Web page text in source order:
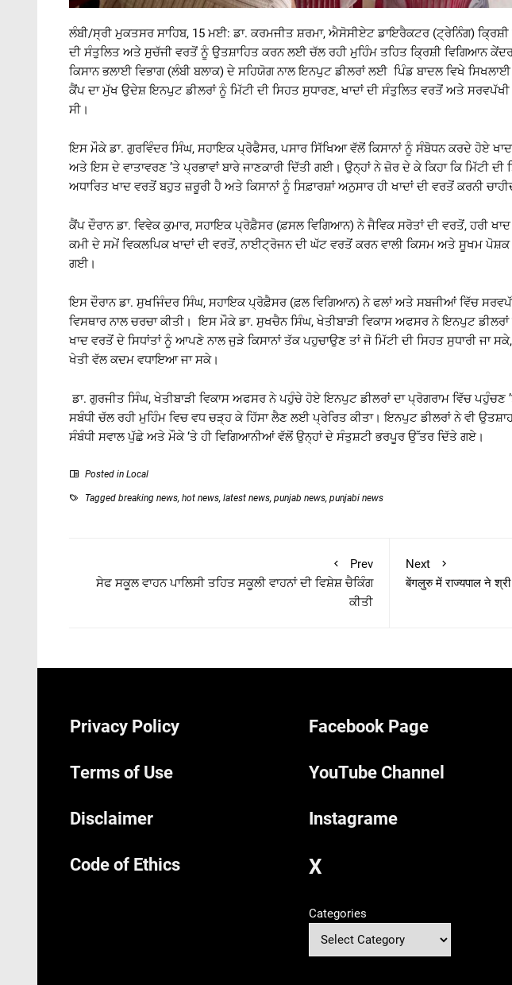
ਲੰਬੀ/ਸ੍ਰੀ ਮੁਕਤਸਰ ਸਾਹਿਬ, 15 ਮਈ: ਡਾ. ਕਰਮਜੀਤ ਸ਼ਰਮਾ, ਐਸੋਸੀਏਟ ਡਾਇਰੈਕਟਰ (ਟ੍ਰੇਨਿੰਗ)
ਦੀ ਸੰਤੁਲਿਤ ਅਤੇ ਸੁਚੱਜੀ ਵਰਤੋਂ ਨੂੰ ਉਤਸ਼ਾਹਿਤ ਕਰਨ ਲਈ ਚੱਲ ਰਹੀ ਮੁਹਿੰਮ ਤਹਿਤ ਕ੍ਰਿਸ਼ੀ ਵਿਗਿਆਨ
ਕਿਸਾਨ ਭਲਾਈ ਵਿਭਾਗ (ਲੰਬੀ ਬਲਾਕ) ਦੇ ਸਹਿਯੋਗ ਨਾਲ ਇਨਪੁਟ ਡੀਲਰਾਂ ਲਈ ਪਿੰਡ ਬਾਦਲ ਵਿਖੇ
ਕੈਂਪ ਦਾ ਮੁੱਖ ਉਦੇਸ਼ ਇਨਪੁਟ ਡੀਲਰਾਂ ਨੂੰ ਮਿੱਟੀ ਦੀ ਸਿਹਤ ਸੁਧਾਰਣ, ਖਾਦਾਂ ਦੀ ਸੰਤੁਲਿਤ ਵਰਤੋਂ ਅਤੇ ਸਰਵਪੱਖੀ
ਸੀ।
ਇਸ ਮੌਕੇ ਡਾ. ਗੁਰਵਿੰਦਰ ਸਿੰਘ, ਸਹਾਇਕ ਪ੍ਰੋਫੈਸਰ, ਪਸਾਰ ਸਿੱਖਿਆ ਵੱਲੋਂ ਕਿਸਾਨਾਂ ਨੂੰ ਸੰਬੋਧਨ ਕਰਦੇ ਹੋਏ
ਅਤੇ ਇਸ ਦੇ ਵਾਤਾਵਰਣ ’ਤੇ ਪ੍ਰਭਾਵਾਂ ਬਾਰੇ ਜਾਣਕਾਰੀ ਦਿੱਤੀ ਗਈ। ਉਨ੍ਹਾਂ ਨੇ ਜ਼ੋਰ ਦੇ ਕੇ ਕਿਹਾ ਕਿ ਮਿੱਟੀ
ਅਧਾਰਿਤ ਖਾਦ ਵਰਤੋਂ ਬਹੁਤ ਜ਼ਰੂਰੀ ਹੈ ਅਤੇ ਕਿਸਾਨਾਂ ਨੂੰ ਸਿਫ਼ਾਰਸ਼ਾਂ ਅਨੁਸਾਰ ਹੀ ਖਾਦਾਂ ਦੀ ਵਰਤੋਂ ਕਰਨੀ
ਕੈਂਪ ਦੌਰਾਨ ਡਾ. ਵਿਵੇਕ ਕੁਮਾਰ, ਸਹਾਇਕ ਪ੍ਰੋਫ਼ੈਸਰ (ਫ਼ਸਲ ਵਿਗਿਆਨ) ਨੇ ਜੈਵਿਕ ਸਰੋਤਾਂ ਦੀ ਵਰਤੋਂ, ਹਰੀ
ਕਮੀ ਦੇ ਸਮੇਂ ਵਿਕਲਪਿਕ ਖਾਦਾਂ ਦੀ ਵਰਤੋਂ, ਨਾਈਟ੍ਰੋਜਨ ਦੀ ਘੱਟ ਵਰਤੋਂ ਕਰਨ ਵਾਲੀ ਕਿਸਮ ਅਤੇ ਸੂਖਮ ਪੋਸ਼ਕ
ਗਈ।
ਇਸ ਦੌਰਾਨ ਡਾ. ਸੁਖਜਿੰਦਰ ਸਿੰਘ, ਸਹਾਇਕ ਪ੍ਰੋਫ਼ੈਸਰ (ਫ਼ਲ ਵਿਗਿਆਨ) ਨੇ ਫਲਾਂ ਅਤੇ ਸਬਜੀਆਂ ਵਿੱਚ
ਵਿਸਥਾਰ ਨਾਲ ਚਰਚਾ ਕੀਤੀ। ਇਸ ਮੌਕੇ ਡਾ. ਸੁਖਚੈਨ ਸਿੰਘ, ਖੇਤੀਬਾੜੀ ਵਿਕਾਸ ਅਫਸਰ ਨੇ ਇਨਪੁਟ
ਖਾਦ ਵਰਤੋਂ ਦੇ ਸਿਧਾਂਤਾਂ ਨੂੰ ਆਪਣੇ ਨਾਲ ਜੁੜੇ ਕਿਸਾਨਾਂ ਤੱਕ ਪਹੁਚਾਉਣ ਤਾਂ ਜੋ ਮਿੱਟੀ ਦੀ ਸਿਹਤ ਸੁਧਾਰੀ ਜਾ
ਖੇਤੀ ਵੱਲ ਕਦਮ ਵਧਾਇਆ ਜਾ ਸਕੇ।
ਡਾ. ਗੁਰਜੀਤ ਸਿੰਘ, ਖੇਤੀਬਾੜੀ ਵਿਕਾਸ ਅਫਸਰ ਨੇ ਪਹੁੰਚੇ ਹੋਏ ਇਨਪੁਟ ਡੀਲਰਾਂ ਦਾ ਪ੍ਰੋਗਰਾਮ ਵਿੱਚ ਪਹੁੰਚਣ
ਸਬੰਧੀ ਚੱਲ ਰਹੀ ਮੁਹਿੰਮ ਵਿਚ ਵਧ ਚੜ੍ਹ ਕੇ ਹਿੱਸਾ ਲੈਣ ਲਈ ਪ੍ਰੇਰਿਤ ਕੀਤਾ। ਇਨਪੁਟ ਡੀਲਰਾਂ ਨੇ ਵੀ
ਸੰਬੰਧੀ ਸਵਾਲ ਪੁੱਛੇ ਅਤੇ ਮੌਕੇ ‘ਤੇ ਹੀ ਵਿਗਿਆਨੀਆਂ ਵੱਲੋਂ ਉਨ੍ਹਾਂ ਦੇ ਸੰਤੁਸ਼ਟੀ ਭਰਪੂਰ ਉੱਤਰ ਦਿੱਤੇ ਗਏ।
Posted in Local
Tagged breaking news, hot news, latest news, punjab news, punjabi news
Prev
ਸੇਫ ਸਕੂਲ ਵਾਹਨ ਪਾਲਿਸੀ ਤਹਿਤ ਸਕੂਲੀ ਵਾਹਨਾਂ ਦੀ ਵਿਸ਼ੇਸ਼ ਚੈਕਿੰਗ
ਕੀਤੀ
Next
बेंगलुरु में राज्यपाल ने
Privacy Policy
Terms of Use
Disclaimer
Code of Ethics
Facebook Page
YouTube Channel
Instagrame
X
Categories